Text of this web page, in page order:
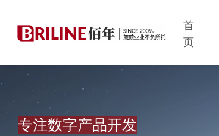
首
页
专注数字产品开发